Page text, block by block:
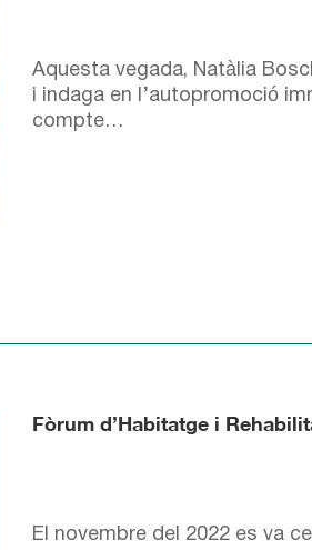
Aquesta vegada, Natàlia
i indaga en l’autopromoció
compte…
Fòrum d’Habitatge i
El novembre del 2022 es va